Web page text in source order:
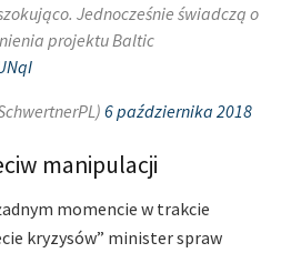
Jednocześnie świadczą o
projektu Baltic
6 października 2018
manipulacji
momencie w trakcie
kryzysów” minister spraw